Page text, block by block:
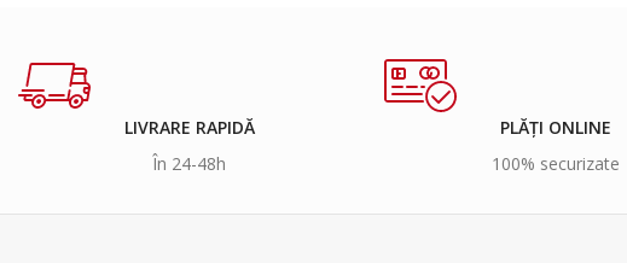
LIVRARE RAPIDĂ
În 24-48h
PLĂȚI ONLINE
100% securizate